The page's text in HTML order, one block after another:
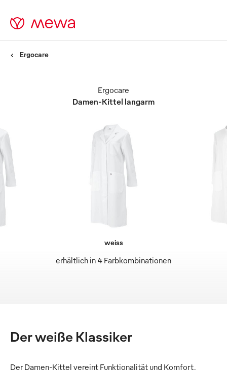
Ergocare
Damen-Kittel langarm
Ergocare
erhältlich in 4 Farbkombinationen
weiss
Der weiße Klassiker
Der Damen-Kittel vereint Funktionalität und Komfort.